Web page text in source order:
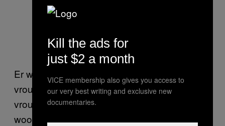
Er werken 27 dj’s bij 538, en geen daarvan is
vrouw. Bij heel Talpa Network werken wel
vrouwen, maar hoeveel precies kan de
woordvoerder me niet vertellen. Wel nog dat
Kill the ads for
just $2 a month
VICE membership also gives you access to
our very best writing and exclusive new
documentaries.